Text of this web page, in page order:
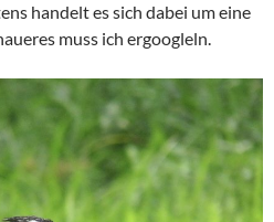
handelt es sich dabei um eine
muss ich ergoogleln.